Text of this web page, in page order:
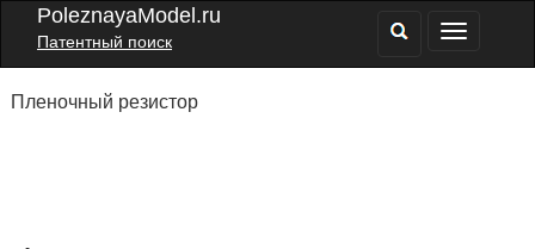
PoleznayaModel.ru
Патентный поиск
Пленочный резистор